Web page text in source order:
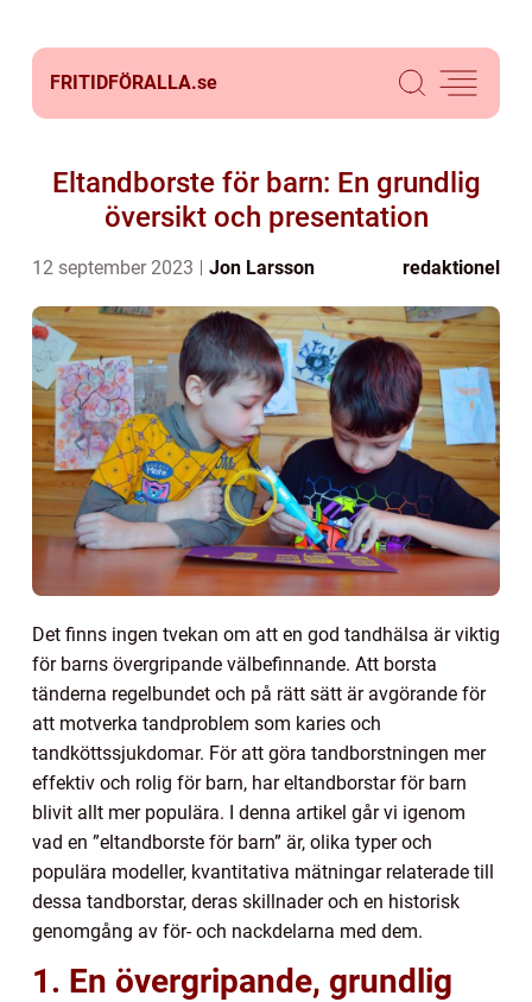
FRITIDFÖRALLA.se
Eltandborste för barn: En grundlig
översikt och presentation
12 september 2023 Jon Larsson redaktionel
Det finns ingen tvekan om att en god tandhälsa är viktig
för barns övergripande välbefinnande. Att borsta
tänderna regelbundet och på rätt sätt är avgörande för
att motverka tandproblem som karies och
tandköttssjukdomar. För att göra tandborstningen mer
effektiv och rolig för barn, har eltandborstar för barn
blivit allt mer populära. I denna artikel går vi igenom
vad en ”eltandborste för barn” är, olika typer och
populära modeller, kvantitativa mätningar relaterade till
dessa tandborstar, deras skillnader och en historisk
genomgång av för- och nackdelarna med dem.
1. En övergripande, grundlig